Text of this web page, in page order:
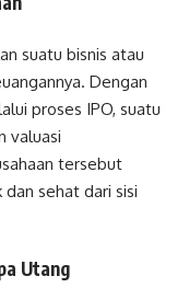
suatu bisnis atau
Dengan
proses IPO, suatu
valuasi
tersebut
sehat dari sisi
Utang